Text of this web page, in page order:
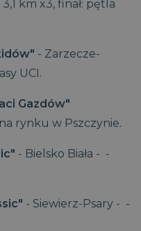
km x3, finał: pętla
- Zarzecze-
UCI.
Gazdów"
rynku w Pszczynie.
- Bielsko Biała - -
- Siewierz-Psary - -